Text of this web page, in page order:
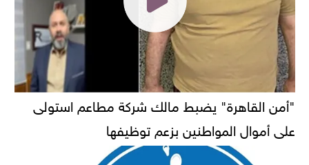
"أمن القاهرة" يضبط مالك شركة مطاعم استولى
على أموال المواطنين بزعم توظيفها